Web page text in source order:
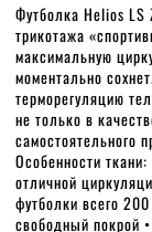
Футболка Helios LS
трикотажа
максимальную
моментально
терморегуляцию
не только в
самостоятельного
Особенности
отличной
футболки всего
свободный покрой